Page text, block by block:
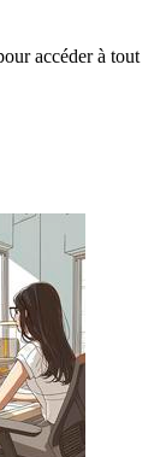
accéder à tout